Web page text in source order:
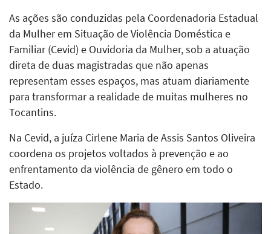
As ações são conduzidas pela Coordenadoria Estadual
da Mulher em Situação de Violência Doméstica e
Familiar (Cevid) e Ouvidoria da Mulher, sob a atuação
direta de duas magistradas que não apenas
representam esses espaços, mas atuam diariamente
para transformar a realidade de muitas mulheres no
Tocantins.
Na Cevid, a juíza Cirlene Maria de Assis Santos Oliveira
coordena os projetos voltados à prevenção e ao
enfrentamento da violência de gênero em todo o
Estado.